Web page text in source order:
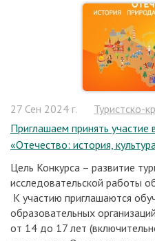
27 Сен 2024 г.
Туристско-
Приглашаем принять участие
«Отечество: история,
Цель Конкурса – развитие
исследовательской работы
К участию приглашаются
образовательных
от 14 до 17 лет